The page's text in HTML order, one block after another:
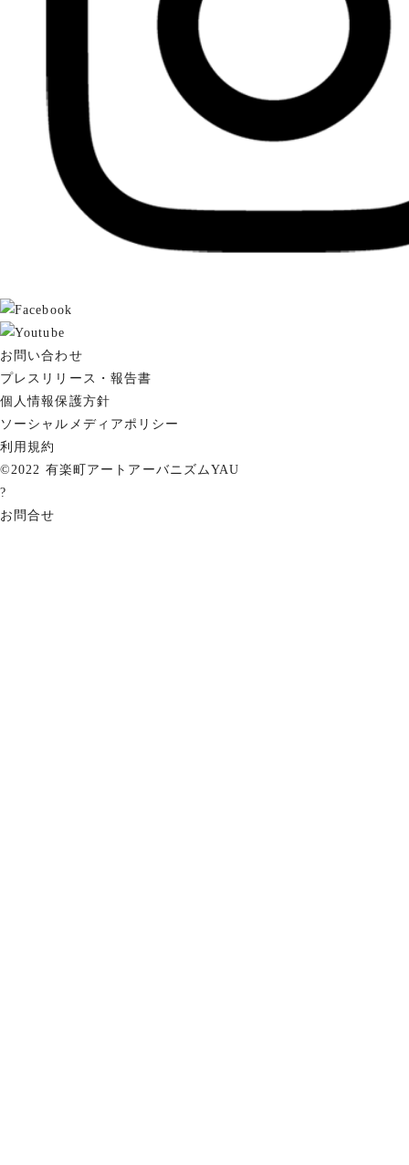
お問い合わせ
プレスリリース・報告書
個人情報保護方針
ソーシャルメディアポリシー
利用規約
©2022 有楽町アートアーバニズムYAU
?
お問合せ